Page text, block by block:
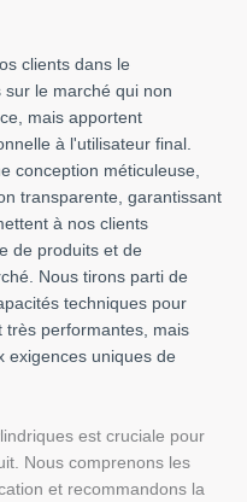
clients dans le
le marché qui non
mais apportent
à l'utilisateur final.
conception méticuleuse,
transparente, garantissant
à nos clients
de produits et de
Nous tirons parti de
techniques pour
très performantes, mais
exigences uniques de
est cruciale pour
Nous comprenons les
et recommandons la